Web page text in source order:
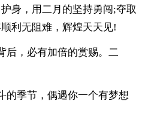
身，用二月的坚持勇闯;夺取
利无阻难，辉煌天天见!
，必有加倍的赏赐。二
季节，偶遇你一个有梦想